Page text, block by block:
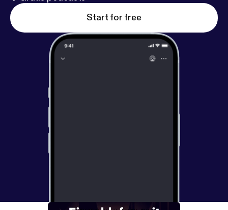
Start for free